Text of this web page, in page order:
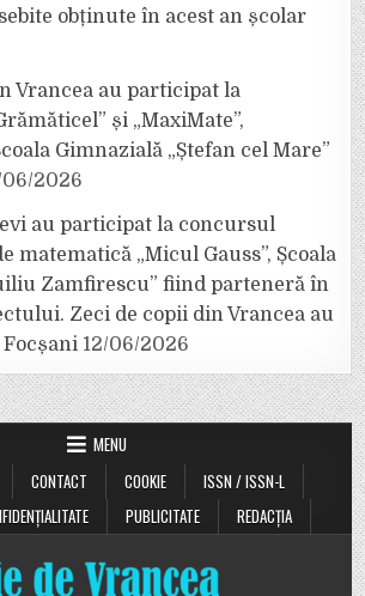
obținute în acest an școlar
Vrancea au participat la
și „MaxiMate”,
Gimnazială „Ștefan cel Mare”
06/2026
au participat la concursul
matematică „Micul Gauss”, Școala
Zamfirescu” fiind parteneră în
Zeci de copii din Vrancea au
12/06/2026
MENU
CONTACT COOKIE
ISSN / ISSN-L
PUBLICITATE REDACȚIA